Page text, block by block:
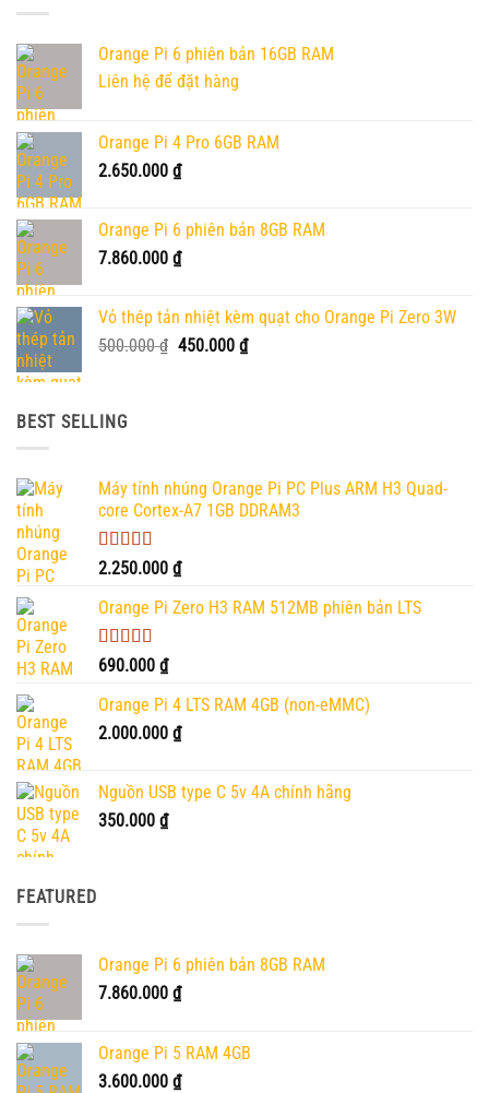
Orange Pi 6 phiên bản 16GB RAM
Liên hệ để đặt hàng
Orange Pi 4 Pro 6GB RAM
2.650.000 ₫
Orange Pi 6 phiên bản 8GB RAM
7.860.000 ₫
Vỏ thép tản nhiệt kèm quạt cho Orange Pi Zero 3W
500.000₫ Giá
450.000 ₫Giá
BEST SELLING
Máy tính nhúng Orange Pi PC Plus ARM H3 Quad-
core Cortex-A7 1GB DDRAM3
Được xếp
5
sao
2.250.000 ₫
Orange Pi Zero H3 RAM 512MB phiên bản LTS
Được xếp
4.50
5 sao
690.000 ₫
Orange Pi 4 LTS RAM 4GB (non-eMMC)
2.000.000 ₫
Nguồn USB type C 5v 4A chính hãng
350.000 ₫
FEATURED
Orange Pi 6 phiên bản 8GB RAM
7.860.000 ₫
Orange Pi 5 RAM 4GB
3.600.000 ₫